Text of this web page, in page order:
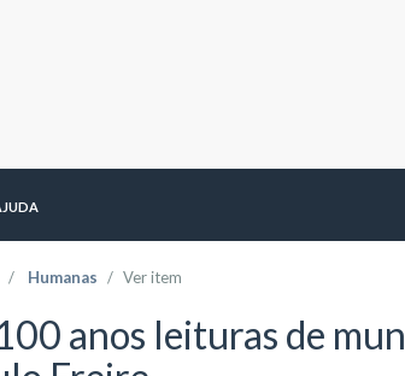
Humanas Ver item
anos leituras de